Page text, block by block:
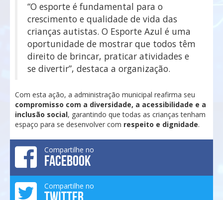
“O esporte é fundamental para o
crescimento e qualidade de vida das
crianças autistas. O Esporte Azul é uma
oportunidade de mostrar que todos têm
direito de brincar, praticar atividades e
se divertir”, destaca a organização.
Com esta ação, a administração municipal reafirma seu
compromisso com a diversidade, a acessibilidade e a
inclusão social, garantindo que todas as crianças tenham
espaço para se desenvolver com respeito e dignidade.
Compartilhe no
FACEBOOK
Compartilhe no